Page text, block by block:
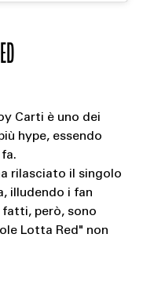
Carti è uno dei
hype, essendo
rilasciato il singolo
illudendo i fan
però, sono
Lotta Red" non